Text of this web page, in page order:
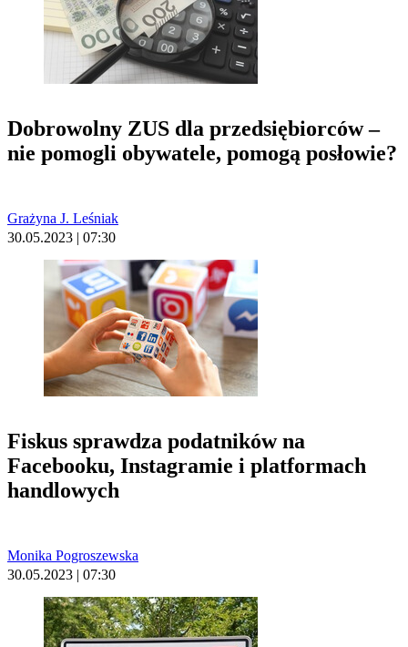
Dobrowolny ZUS dla przedsiębiorców –
nie pomogli obywatele, pomogą posłowie?
Grażyna J. Leśniak
30.05.2023 | 07:30
Fiskus sprawdza podatników na
Facebooku, Instagramie i platformach
handlowych
Monika Pogroszewska
30.05.2023 | 07:30